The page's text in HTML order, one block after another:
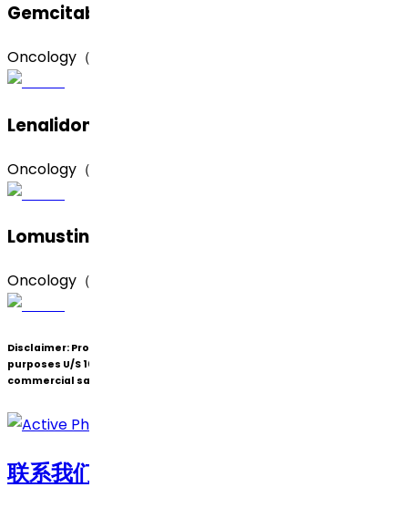
Gemcitabine Hydrochloride（盐酸吉西他滨）
Oncology（肿瘤）
Lenalidomide (Form A)（来那度胺，A 晶型）
Oncology（肿瘤）
Lomustine（洛莫司汀）
Oncology（肿瘤）
Disclaimer: Products under patent(s) are offered only for R&D
purposes U/S 107A of the Patents Act (Bolar Exemption) and not for
commercial sale.
联系我们